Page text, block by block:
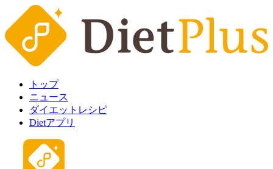
トップ
ニュース
ダイエットレシピ
Dietアプリ